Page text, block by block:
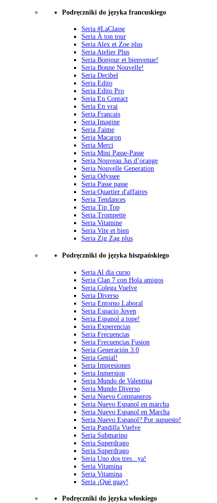
Podręczniki do języka francuskiego
Seria #LaClasse
Seria À ton tour
Seria Alex et Zoe plus
Seria Atelier Plus
Seria Bonjour et bienvenue!
Seria Bonne Nouvelle!
Seria Decibel
Seria Edito
Seria Edito Pro
Seria En Contact
Seria En vrai
Seria Francais
Seria Imagine
Seria J'aime
Seria Macaron
Seria Merci
Seria Mini Passe-Passe
Seria Nouveau Jus d’orange
Seria Nouvelle Generation
Seria Odyssee
Seria Passe passe
Seria Quartier d'affaires
Seria Tendances
Seria Tip Top
Seria Trompette
Seria Vitamine
Seria Vite et bien
Seria Zig Zag plus
Podręczniki do języka hiszpańskiego
Seria Al dia curso
Seria Clan 7 con Hola amigos
Seria Colega Vuelve
Seria Diverso
Seria Entorno Laboral
Seria Espacio Joven
Seria Espanol a tope!
Seria Experencias
Seria Frecuencias
Seria Frecuencias Fusion
Seria Generación 3.0
Seria Genial!
Seria Impresiones
Seria Inmersion
Seria Mundo de Valentina
Seria Mundo Diverso
Seria Nuevo Companeros
Seria Nuevo Espanol en marcha
Seria Nuevo Espanol en Marcha
Seria Nuevo Espanol? Por supuesto!
Seria Pandilla Vuelve
Seria Submarino
Seria Superdrago
Seria Superdrago
Seria Uno dos tres...ya!
Seria Vitamina
Seria Vitamina
Seria ¡Qué guay!
Podręczniki do języka włoskiego